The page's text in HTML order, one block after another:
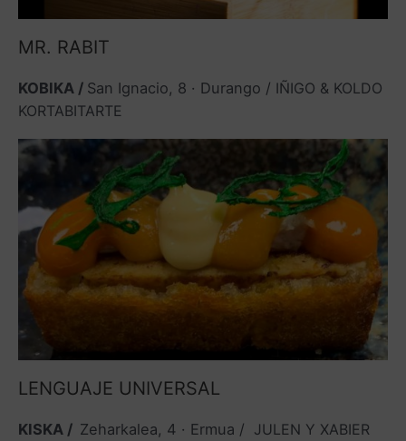
MR. RABIT
KOBIKA / San Ignacio, 8 · Durango / IÑIGO & KOLDO
KORTABITARTE
LENGUAJE UNIVERSAL
KISKA / Zeharkalea, 4 · Ermua / JULEN Y XABIER